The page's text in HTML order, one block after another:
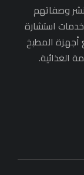
وصفاتهم
استشارة
المطبخ